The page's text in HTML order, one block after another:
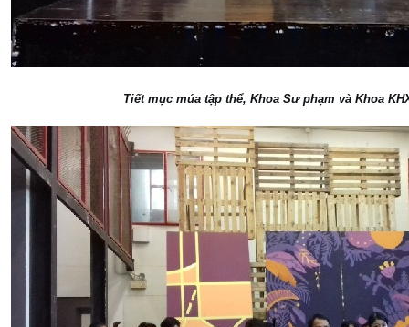
Tiết mục múa tập thể, Khoa Sư phạm và Khoa